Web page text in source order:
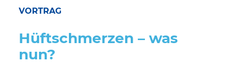
VORTRAG
Hüftschmerzen – was
nun?